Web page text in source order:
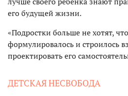
его будущей жизни.
«Подростки больше не хотят,
формулировалось и строилось
проектировать его
ДЕТСКАЯ НЕСВОБОДА